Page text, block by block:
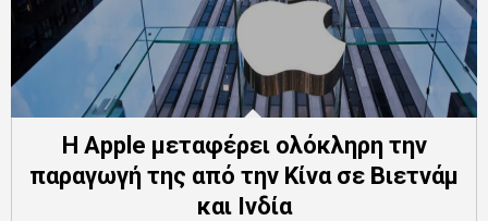
Η Apple μεταφέρει ολόκληρη την
παραγωγή της από την Κίνα σε Βιετνάμ
και Ινδία